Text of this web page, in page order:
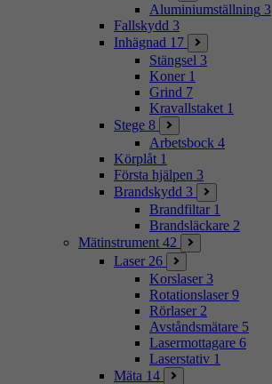
Aluminiumställning 3
Fallskydd 3
Inhägnad 17
Stängsel 3
Koner 1
Grind 7
Kravallstaket 1
Stege 8
Arbetsbock 4
Körplåt 1
Första hjälpen 3
Brandskydd 3
Brandfiltar 1
Brandsläckare 2
Mätinstrument 42
Laser 26
Korslaser 3
Rotationslaser 9
Rörlaser 2
Avståndsmätare 5
Lasermottagare 6
Laserstativ 1
Mäta 14